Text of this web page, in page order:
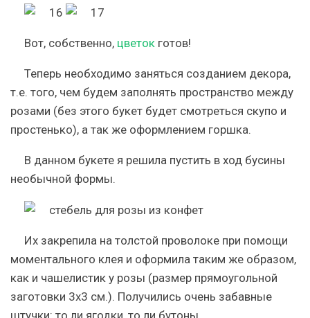
Вот, собственно, цветок готов!
Теперь необходимо заняться созданием декора,
т.е. того, чем будем заполнять пространство между
розами (без этого букет будет смотреться скупо и
простенько), а так же оформлением горшка.
В данном букете я решила пустить в ход бусины
необычной формы.
Их закрепила на толстой проволоке при помощи
моментального клея и оформила таким же образом,
как и чашелистик у розы (размер прямоугольной
заготовки 3х3 см.). Получились очень забавные